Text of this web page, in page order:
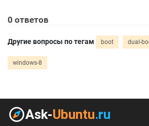
0 ответов
Другие вопросы по тегам boot dual-
windows-8